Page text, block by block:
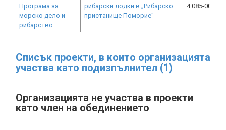
Програма за
морско дело и
рибарство
рибарски лодки в „Рибарско
пристанище Поморие"
4.085-0002-
Списък проекти, в които организацията
участва като подизпълнител (1)
Организацията не участва в проекти
като член на обединението